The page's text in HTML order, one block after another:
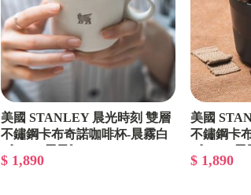
HYD
TWINBIRD
英國Sodastream
OSTER
美國 STANLEY 晨光時刻 雙層
不鏽鋼卡布奇諾咖啡杯-晨霧白
11015-015
$ 1,890
美國
不鏽鋼卡
11015-016
$ 1,890